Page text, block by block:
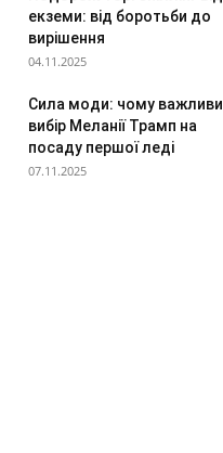
екземи: від боротьби до
вирішення
04.11.2025
Сила моди: чому
вибір Меланії Трамп на
посаду першої леді
07.11.2025